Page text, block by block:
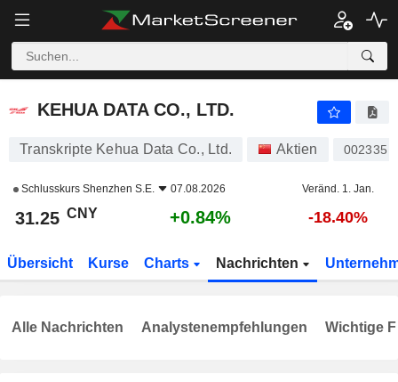
KEHUA DATA CO., LTD.
KEHUA DATA CO., LTD.
Transkripte Kehua Data Co., Ltd. Aktien 002335
Schlusskurs Shenzhen S.E. 07.08.2026 Veränd. 1. Jan.
31.25 CNY +0.84% -18.40%
Übersicht Kurse Charts Nachrichten
Alle Nachrichten Analystenempfehlungen Wichtige